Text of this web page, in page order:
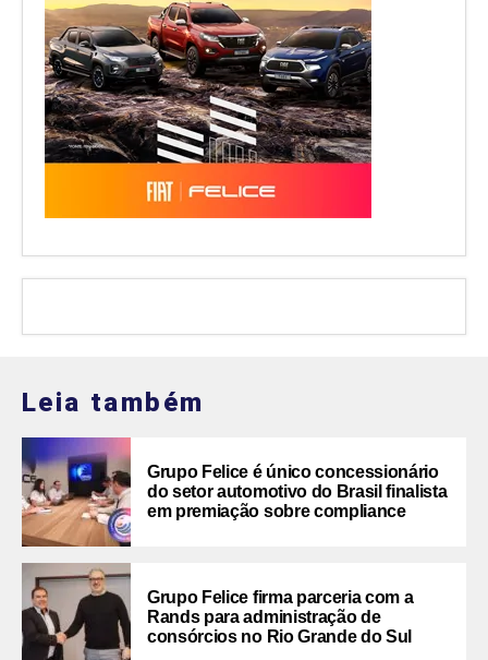
Leia também
Grupo Felice é único concessionário
do setor automotivo do Brasil finalista
em premiação sobre compliance
Grupo Felice firma parceria com a
Rands para administração de
consórcios no Rio Grande do Sul